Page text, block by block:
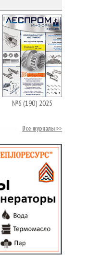
№6 (190) 2025
Все журналы